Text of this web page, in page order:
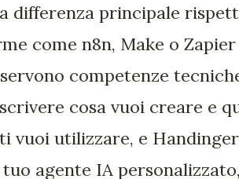
differenza principale
come n8n, Make o Zapier
competenze
cosa vuoi creare e
vuoi utilizzare, e Handinger
agente IA